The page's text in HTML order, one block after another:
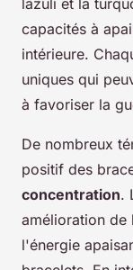
capacités à
intérieure.
uniques qui
à favoriser la
De nombreux
positif des
concentration.
amélioration de
l'énergie